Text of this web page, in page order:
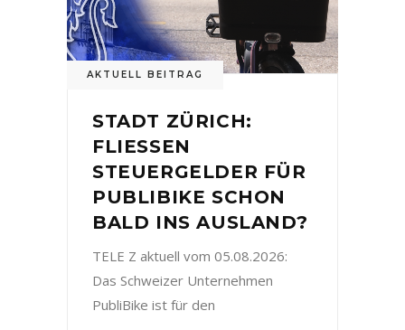
AKTUELL BEITRAG
STADT ZÜRICH:
FLIESSEN
STEUERGELDER FÜR
PUBLIBIKE SCHON
BALD INS AUSLAND?
TELE Z aktuell vom 05.08.2026:
Das Schweizer Unternehmen
PubliBike ist für den